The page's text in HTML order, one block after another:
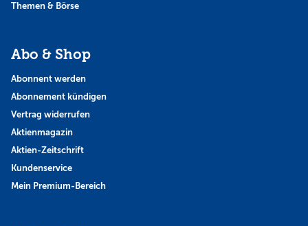
Themen & Börse
Abo & Shop
Abonnent werden
Abonnement kündigen
Vertrag widerrufen
Aktienmagazin
Aktien-Zeitschrift
Kundenservice
Mein Premium-Bereich